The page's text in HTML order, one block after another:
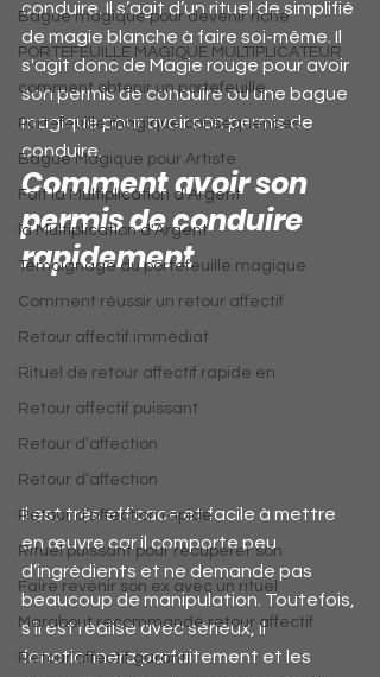
Bague magique pour devenir riche
PORTEFEUILLE MAGIQUE MULTIPLICATEUR
comment obtenir un portefeuille
Portefeuille magique conséquences
Bague Magique pour Artiste
Fait la Multiplication d'Argent
la Multiplication d'Argent
Témoignage du portefeuille magique
Comment réussir un retour affectif
Retour affectif immédiat
Rituel de retour affectif rapide en
Retour affectif puissant
Retour d’affection
Retour d’affection
Retour d’affection rapide
Rituel puissant pour récupérer son
Faire revenir son ex avec un rituel
Marabout recommandé retour affectif
Retour affectif garanti
conduire. Il s’agit d’un rituel de simplifié
de magie blanche à faire soi-même. Il
s'agit donc de Magie rouge pour avoir
son permis de conduire ou une bague
magique pour avoir son permis de
conduire.
Comment avoir son
permis de conduire
rapidement
Il est très efficace et facile à mettre
en œuvre car il comporte peu
d’ingrédients et ne demande pas
beaucoup de manipulation. Toutefois,
s’il est réalisé avec sérieux, il
fonctionnera parfaitement et les